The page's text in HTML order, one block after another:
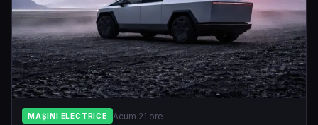
MAȘINI ELECTRICE Acum 21 ore